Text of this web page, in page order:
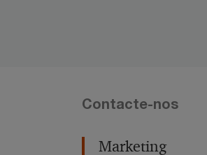
Contacte-nos
Marketing